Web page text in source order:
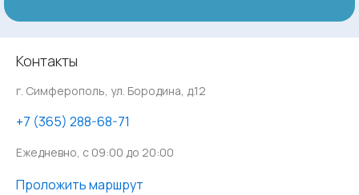
Контакты
г. Симферополь, ул. Бородина, д.12
‪+7 (365) 288-68-71
Ежедневно, с 09:00 до 20:00
Проложить маршрут